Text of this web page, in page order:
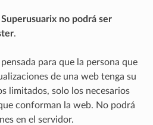
Superusuarix no podrá ser
.
para que la persona que
de una web tenga su
limitados, solo los necesarios
conforman la web. No podrá
en el servidor.